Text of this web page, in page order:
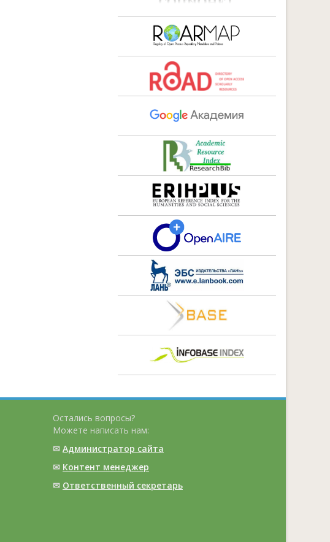
Остались вопросы?
Можете написать нам:
✉ Администратор сайта
✉ Контент менеджер
✉ Ответственный cекретарь